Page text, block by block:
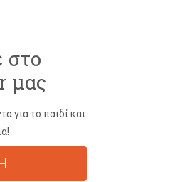
στο
μας
για το παιδί και